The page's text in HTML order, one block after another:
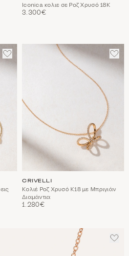
Iconica κολιε σε Ροζ Χρυσό 18Κ
3.300€
ΠΡΟΣΘΈΣΤΕ
ΣΤΑ
ΑΓΑΠΗΜΈΝΑ
ΣΤΑ
CRIVELLI
Κολιέ Ροζ Χρυσό Κ18 με Μπριγιάν
Διαμάντια
1.280€